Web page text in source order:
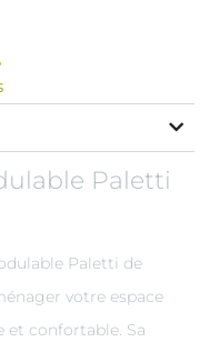
Paletti
Paletti de
votre espace
et confortable. Sa